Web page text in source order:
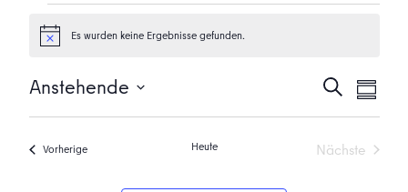
Veranstaltungen
HinweisEs wurden keine Ergebnisse gefunden.
Suche
und
Suche
Anstehende
Datum
VorherigeVeranstaltungen Heute
Nächste